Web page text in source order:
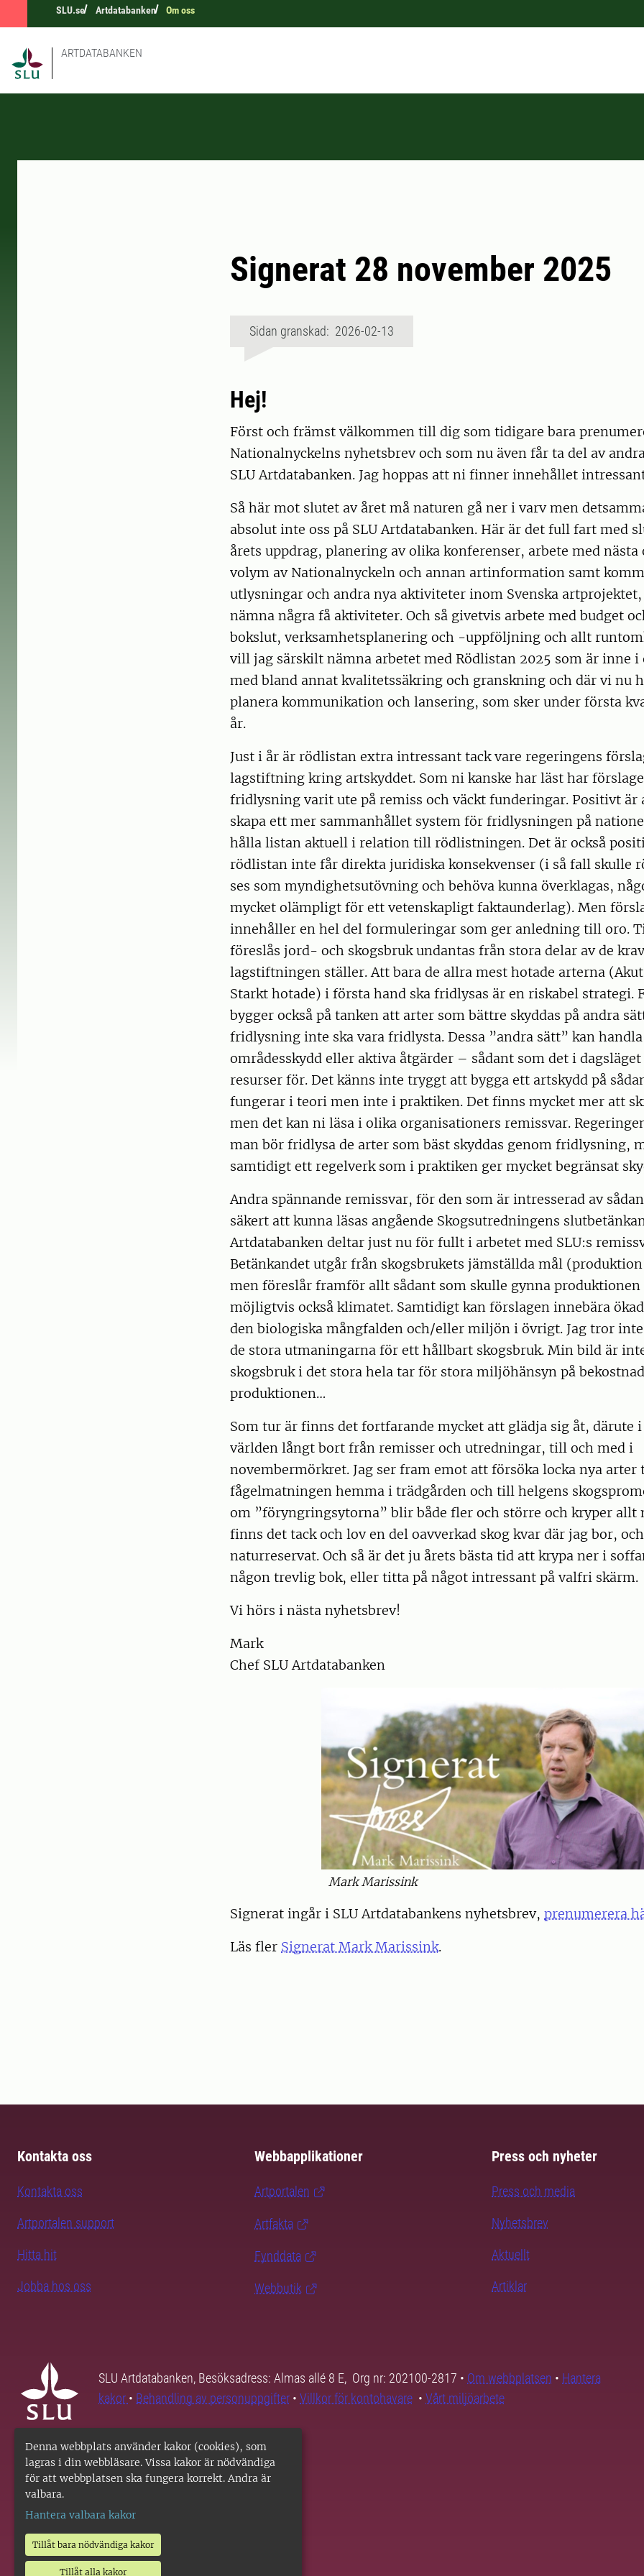
Denna webbplats använder kakor (cookies), som
lagras i din webbläsare. Vissa kakor är nödvändiga
för att webbplatsen ska fungera korrekt. Andra är
valbara.
Hantera valbara kakor
Tillåt bara nödvändiga kakor
Tillåt alla kakor
SLU.se Artdatabanken Om oss
ARTDATABANKEN
Signerat 28 november 2025
Sidan granskad: 2026-02-13
Hej!
Först och främst välkommen till dig som tidigare bara
Nationalnyckelns nyhetsbrev och som nu även får ta del av
SLU Artdatabanken. Jag hoppas att ni finner innehållet
Så här mot slutet av året må naturen gå ner i varv men
absolut inte oss på SLU Artdatabanken. Här är det full fart med
årets uppdrag, planering av olika konferenser, arbete med nästa
volym av Nationalnyckeln och annan artinformation samt
utlysningar och andra nya aktiviteter inom Svenska
nämna några få aktiviteter. Och så givetvis arbete med budget
bokslut, verksamhetsplanering och -uppföljning och allt
vill jag särskilt nämna arbetet med Rödlistan 2025 som är inne i
med bland annat kvalitetssäkring och granskning och där vi nu
planera kommunikation och lansering, som sker under första
år.
Just i år är rödlistan extra intressant tack vare regeringens
lagstiftning kring artskyddet. Som ni kanske har läst har
fridlysning varit ute på remiss och väckt funderingar. Positivt
skapa ett mer sammanhållet system för fridlysningen på
hålla listan aktuell i relation till rödlistningen. Det är också
rödlistan inte får direkta juridiska konsekvenser (i så fall skulle
ses som myndighetsutövning och behöva kunna överklagas,
mycket olämpligt för ett vetenskapligt faktaunderlag). Men
innehåller en hel del formuleringar som ger anledning till oro.
föreslås jord- och skogsbruk undantas från stora delar av de
lagstiftningen ställer. Att bara de allra mest hotade arterna
Starkt hotade) i första hand ska fridlysas är en riskabel strategi.
bygger också på tanken att arter som bättre skyddas på andra
fridlysning inte ska vara fridlysta. Dessa ”andra sätt” kan
områdesskydd eller aktiva åtgärder – sådant som det i dagsläget
resurser för. Det känns inte tryggt att bygga ett artskydd på
fungerar i teori men inte i praktiken. Det finns mycket mer att
men det kan ni läsa i olika organisationers remissvar.
man bör fridlysa de arter som bäst skyddas genom fridlysning,
samtidigt ett regelverk som i praktiken ger mycket begränsat
Andra spännande remissvar, för den som är intresserad av
säkert att kunna läsas angående Skogsutredningens
Artdatabanken deltar just nu för fullt i arbetet med SLU:s
Betänkandet utgår från skogsbrukets jämställda mål
men föreslår framför allt sådant som skulle gynna
möjligtvis också klimatet. Samtidigt kan förslagen innebära
den biologiska mångfalden och/eller miljön i övrigt. Jag tror
de stora utmaningarna för ett hållbart skogsbruk. Min bild är
skogsbruk i det stora hela tar för stora miljöhänsyn på
produktionen…
Som tur är finns det fortfarande mycket att glädja sig åt, därute
världen långt bort från remisser och utredningar, till och med i
novembermörkret. Jag ser fram emot att försöka locka nya arter
fågelmatningen hemma i trädgården och till helgens
om ”föryngringsytorna” blir både fler och större och kryper allt
finns det tack och lov en del oavverkad skog kvar där jag bor,
naturreservat. Och så är det ju årets bästa tid att krypa ner i
någon trevlig bok, eller titta på något intressant på valfri skärm.
Vi hörs i nästa nyhetsbrev!
Mark
Chef SLU Artdatabanken
Mark Marissink
Signerat ingår i SLU Artdatabankens nyhetsbrev, prenumerera
Läs fler Signerat Mark Marissink.
Kontakta oss
Kontakta oss
Artportalen support
Hitta hit
Jobba hos oss
Webbapplikationer
Artportalen
Artfakta
Fynddata
Webbutik
Press och nyheter
Press och media
Nyhetsbrev
Aktuellt
Artiklar
SLU Artdatabanken, Besöksadress: Almas allé 8 E, Org nr: 202100-2817 • Om webbplatsen • Hantera
kakor • Behandling av personuppgifter • Villkor för kontohavare • Vårt miljöarbete